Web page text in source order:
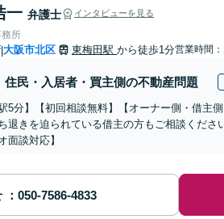
一 弁護士 インタビューを見る
所
|大阪市北区 東梅田駅 から徒歩1分営業時間
住民・入居者・買主側の不動産問題
駅5分】【初回相談無料】【オーナー側・借主
退きを迫られている借主の方もご相談くださ
面談対応】